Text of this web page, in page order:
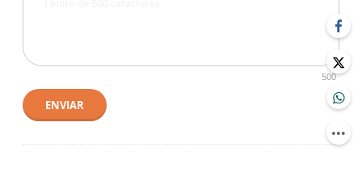
500
ENVIAR